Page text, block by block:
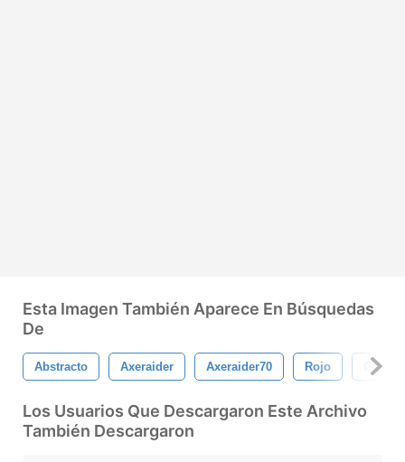
Esta Imagen También Aparece En Búsquedas
De
Abstracto Axeraider Axeraider70 Rojo
Los Usuarios Que Descargaron Este Archivo
También Descargaron